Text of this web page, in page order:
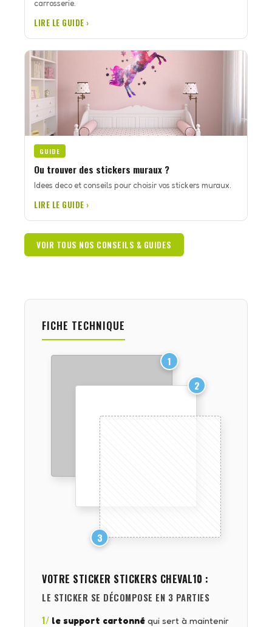
carrosserie.
LIRE LE GUIDE ›
GUIDE
Ou trouver des stickers muraux ?
Idees deco et conseils pour choisir vos stickers muraux.
LIRE LE GUIDE ›
VOIR TOUS NOS CONSEILS & GUIDES
FICHE TECHNIQUE
1
2
3
VOTRE STICKER STICKERS CHEVAL10 :
LE STICKER SE DÉCOMPOSE EN 3 PARTIES
1/ le support cartonné qui sert à maintenir